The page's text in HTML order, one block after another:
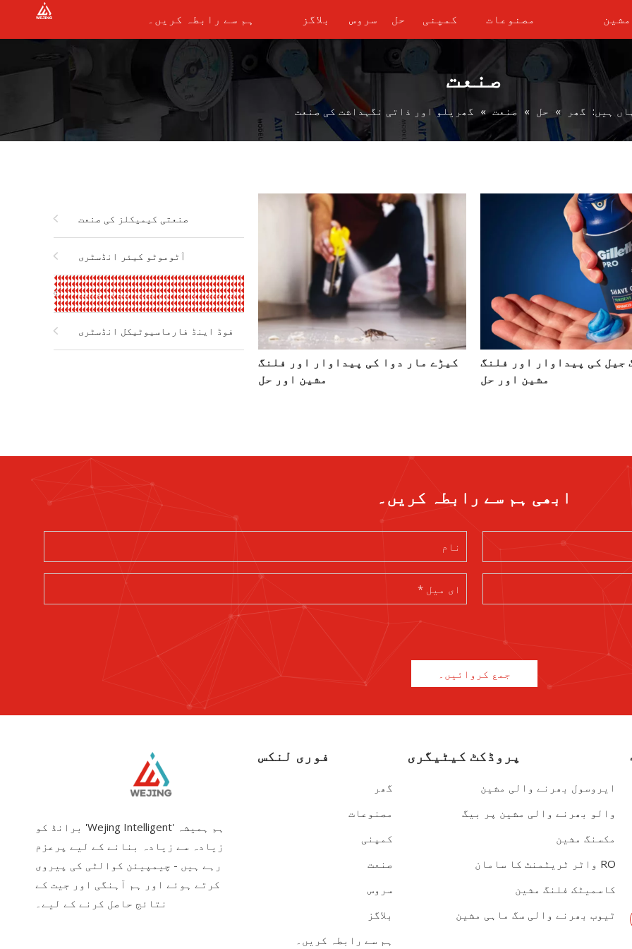
مصنوعات کمپنی حل سروس بلاگز ہم سے رابطہ کریں۔
صنعت
ہیں: گھر » حل » صنعت » گھریلو اور ذاتی نگہداشت کی صنعت
صنعتی کیمیکلز کی صنعت
آٹوموٹو کیئر انڈسٹری
گھریلو اور ذاتی نگہداشت کی صنعت
فوڈ اینڈ فارماسیوٹیکل انڈسٹری
کیڑے مار دوا کی پیداوار اور فلنگ
مشین اور حل
جیل کی پیداوار اور فلنگ
مشین اور حل
ابھی ہم سے رابطہ کریں۔
جمع کروائیں۔
ہم ہمیشہ 'Wejing Intelligent' برانڈ کو
زیادہ سے زیادہ بنانے کے لیے پرعزم
رہے ہیں - چیمپیئن کوالٹی کی پیروی
کرتے ہوئے اور ہم آہنگی اور جیت کے
نتائج حاصل کرنے کے لیے۔
فوری لنکس
گھر
مصنوعات
کمپنی
صنعت
سروس
بلاگز
ہم سے رابطہ کریں۔
پروڈکٹ کیٹیگری
ایروسول بھرنے والی مشین
والو بھرنے والی مشین پر بیگ
مکسنگ مشین
RO واٹر ٹریٹمنٹ کا سامان
کاسمیٹک فلنگ مشین
ٹیوب بھرنے والی سگ ماہی مشین